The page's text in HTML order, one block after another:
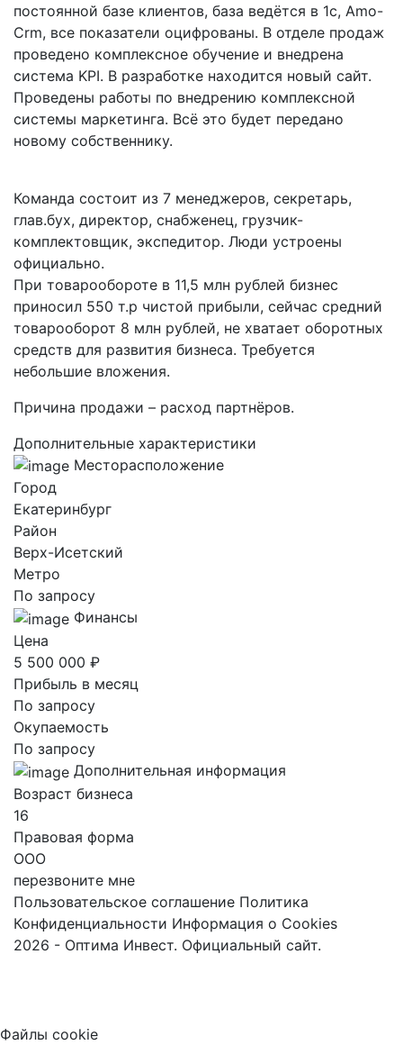
постоянной базе клиентов, база ведётся в 1с, Amo-
Crm, все показатели оцифрованы. В отделе продаж
проведено комплексное обучение и внедрена
система KPI. В разработке находится новый сайт.
Проведены работы по внедрению комплексной
системы маркетинга. Всё это будет передано
новому собственнику.
Команда состоит из 7 менеджеров, секретарь,
глав.бух, директор, снабженец, грузчик-
комплектовщик, экспедитор. Люди устроены
официально.
При товарообороте в 11,5 млн рублей бизнес
приносил 550 т.р чистой прибыли, сейчас средний
товарооборот 8 млн рублей, не хватает оборотных
средств для развития бизнеса. Требуется
небольшие вложения.
Причина продажи – расход партнёров.
Дополнительные характеристики
Месторасположение
Город
Екатеринбург
Район
Верх-Исетский
Метро
По запросу
Финансы
Цена
5 500 000 ₽
Прибыль в месяц
По запросу
Окупаемость
По запросу
Дополнительная информация
Возраст бизнеса
16
Правовая форма
ООО
перезвоните мне
Пользовательское соглашение Политика
Конфиденциальности Информация о Cookies
2026 - Оптима Инвест. Официальный сайт.
Файлы cookie